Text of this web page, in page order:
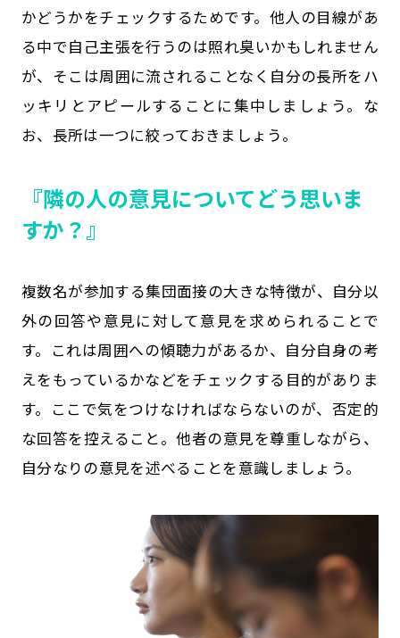
かどうかをチェックするためです。他人の目線があ
る中で自己主張を行うのは照れ臭いかもしれません
が、そこは周囲に流されることなく自分の長所をハ
ッキリとアピールすることに集中しましょう。な
お、長所は一つに絞っておきましょう。
『隣の人の意見についてどう思いま
すか？』
複数名が参加する集団面接の大きな特徴が、自分以
外の回答や意見に対して意見を求められることで
す。これは周囲への傾聴力があるか、自分自身の考
えをもっているかなどをチェックする目的がありま
す。ここで気をつけなければならないのが、否定的
な回答を控えること。他者の意見を尊重しながら、
自分なりの意見を述べることを意識しましょう。